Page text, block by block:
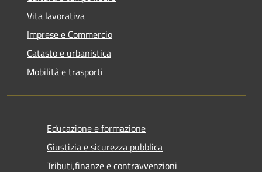
Vita lavorativa
Imprese e Commercio
Catasto e urbanistica
Mobilità e trasporti
Educazione e formazione
Giustizia e sicurezza pubblica
Tributi,finanze e contravvenzioni